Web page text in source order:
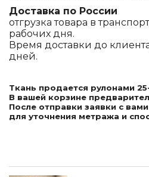
Доставка по России
отгрузка товара в
рабочих дня.
Время доставки до
дней.
Ткань продается рулонами
В вашей корзине
После отправки заявки с
для уточнения метража и